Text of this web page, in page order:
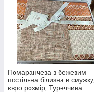
Помаранчева з бежевим
постільна білизна в смужку,
євро розмір, Туреччина